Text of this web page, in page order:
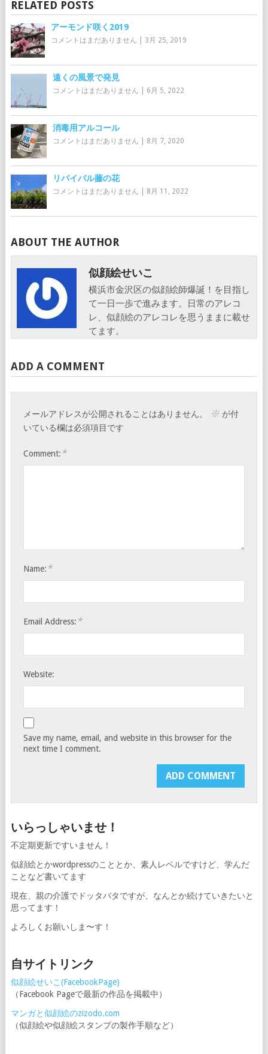
RELATED POSTS
アーモンド咲く2019
コメントはまだありません 3月 25, 2019
遠くの風景で発見
コメントはまだありません 6月 5, 2022
消毒用アルコール
コメントはまだありません 8月 7, 2020
リバイバル藤の花
コメントはまだありません 8月 11, 2022
ABOUT THE AUTHOR
似顔絵せいこ
横浜市金沢区の似顔絵師爆誕！を目指し
て一日一歩で進みます。日常のアレコ
レ、似顔絵のアレコレを思うままに載せ
てます。
ADD A COMMENT
メールアドレスが公開されることはありません。 ※ が付
いている欄は必須項目です
Comment: *
Name: *
Email Address: *
Website:
Save my name, email, and website in this browser for the
next time I comment.
いらっしゃいませ！
不定期更新ですいません！
似顔絵とかwordpressのこととか、素人レベルですけど、学んだ
ことなど書いてます
現在、親の介護でドッタバタですが、なんとか続けていきたいと
思ってます！
よろしくお願いしま〜す！
自サイトリンク
似顔絵せいこ(FacebookPage)
（Facebook Pageで最新の作品を掲載中）
マンガと似顔絵のzizodo.com
（似顔絵や似顔絵スタンプの製作手順など）